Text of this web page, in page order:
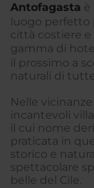
Antofagasta è
luogo perfetto
città costiere e
gamma di
il prossimo a
naturali di
Nelle
incantevoli
il cui nome
praticata in
storico e
spettacolare
belle del Cile.